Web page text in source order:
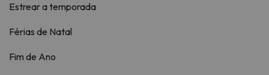
Estrear a temporada
Férias de Natal
Fim de Ano